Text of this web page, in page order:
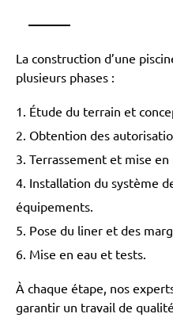
La construction d’une
plusieurs phases :
Étude du terrain et
Obtention des
Terrassement et mise
Installation du système
équipements.
Pose du liner et des
Mise en eau et tests.
À chaque étape, nos
garantir un travail de